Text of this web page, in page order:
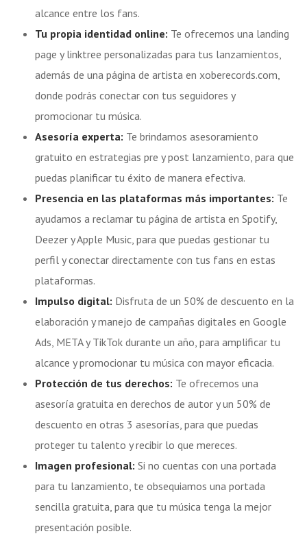
alcance entre los fans.
Tu propia identidad online: Te ofrecemos una landing
page y linktree personalizadas para tus lanzamientos,
además de una página de artista en xoberecords.com,
donde podrás conectar con tus seguidores y
promocionar tu música.
Asesoría experta: Te brindamos asesoramiento
gratuito en estrategias pre y post lanzamiento, para que
puedas planificar tu éxito de manera efectiva.
Presencia en las plataformas más importantes: Te
ayudamos a reclamar tu página de artista en Spotify,
Deezer y Apple Music, para que puedas gestionar tu
perfil y conectar directamente con tus fans en estas
plataformas.
Impulso digital: Disfruta de un 50% de descuento en la
elaboración y manejo de campañas digitales en Google
Ads, META y TikTok durante un año, para amplificar tu
alcance y promocionar tu música con mayor eficacia.
Protección de tus derechos: Te ofrecemos una
asesoría gratuita en derechos de autor y un 50% de
descuento en otras 3 asesorías, para que puedas
proteger tu talento y recibir lo que mereces.
Imagen profesional: Si no cuentas con una portada
para tu lanzamiento, te obsequiamos una portada
sencilla gratuita, para que tu música tenga la mejor
presentación posible.